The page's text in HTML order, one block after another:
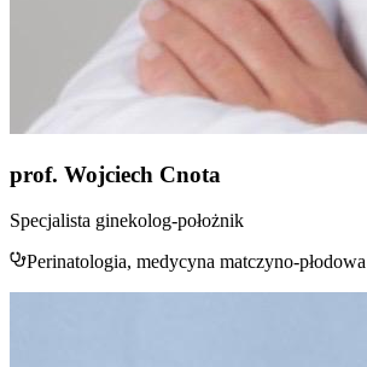
prof. Wojciech Cnota
Specjalista ginekolog-położnik
Perinatologia, medycyna matczyno-płodowa